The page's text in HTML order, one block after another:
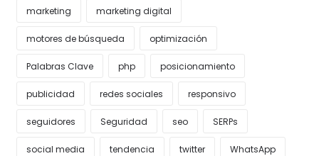
marketing marketing digital
motores de búsqueda optimización
Palabras Clave php posicionamiento
publicidad redes sociales responsivo
seguidores Seguridad seo SERPs
social media tendencia twitter WhatsApp